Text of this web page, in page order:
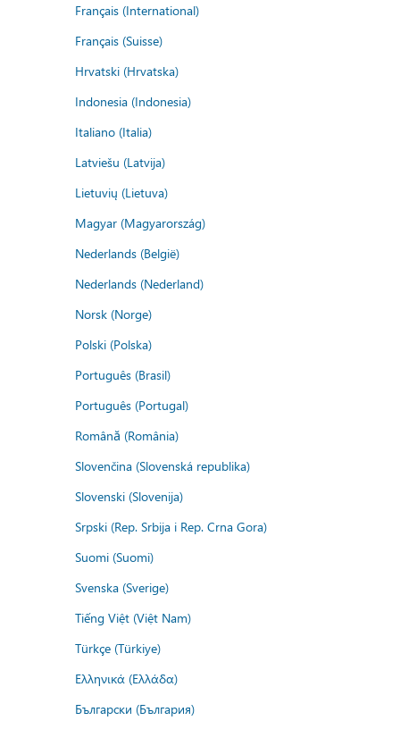
Français (International)
Français (Suisse)
Hrvatski (Hrvatska)
Indonesia (Indonesia)
Italiano (Italia)
Latviešu (Latvija)
Lietuvių (Lietuva)
Magyar (Magyarország)
Nederlands (België)
Nederlands (Nederland)
Norsk (Norge)
Polski (Polska)
Português (Brasil)
Português (Portugal)
Română (România)
Slovenčina (Slovenská republika)
Slovenski (Slovenija)
Srpski (Rep. Srbija i Rep. Crna Gora)
Suomi (Suomi)
Svenska (Sverige)
Tiếng Việt (Việt Nam)
Türkçe (Türkiye)
Ελληνικά (Ελλάδα)
Български (България)